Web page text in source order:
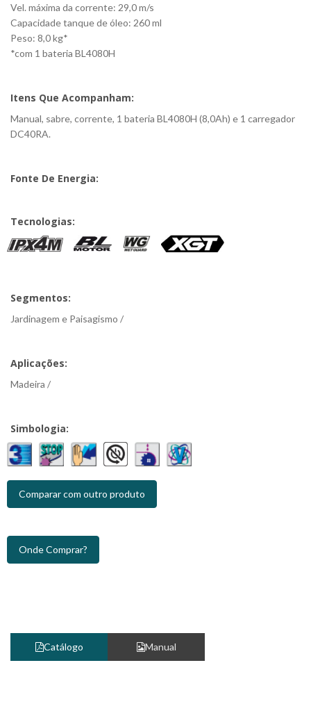
Vel. máxima da corrente: 29,0 m/s
Capacidade tanque de óleo: 260 ml
Peso: 8,0 kg*
*com 1 bateria BL4080H
Itens Que Acompanham:
Manual, sabre, corrente, 1 bateria BL4080H (8,0Ah) e 1 carregador
DC40RA.
Fonte De Energia:
Tecnologias:
Segmentos:
Jardinagem e Paisagismo /
Aplicações:
Madeira /
Simbologia:
Comparar com outro produto
Onde Comprar?
Catálogo Manual